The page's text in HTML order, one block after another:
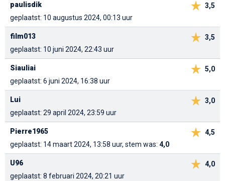
3,5
paulisdik
geplaatst: 10 augustus 2024, 00:13 uur
3,5
film013
geplaatst: 10 juni 2024, 22:43 uur
5,0
Siauliai
geplaatst: 6 juni 2024, 16:38 uur
3,0
Lui
geplaatst: 29 april 2024, 23:59 uur
4,5
Pierre1965
geplaatst: 14 maart 2024, 13:58 uur, stem was: 4,0
4,0
U96
geplaatst: 8 februari 2024, 20:21 uur